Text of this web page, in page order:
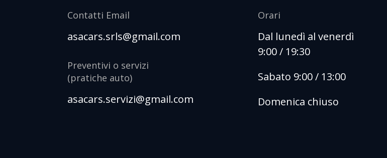
Contatti Email
asacars.srls@gmail.com
Preventivi o servizi
(pratiche auto)
asacars.servizi@gmail.com
Orari
Dal lunedì al venerdì
9:00 / 19:30
Sabato 9:00 / 13:00
Domenica chiuso